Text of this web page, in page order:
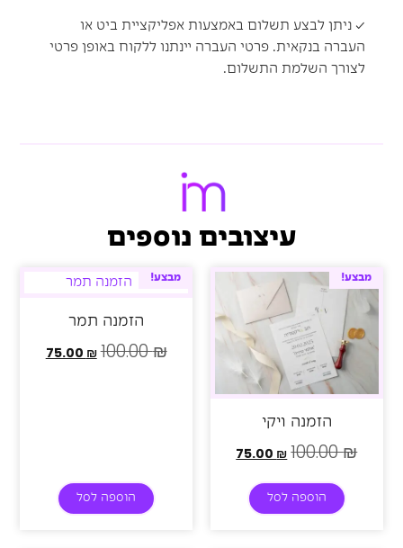
✓ ניתן לבצע תשלום באמצעות אפליקציית ביט או
העברה בנקאית. פרטי העברה יינתנו ללקוח באופן פרטי
לצורך השלמת התשלום.
עיצובים נוספים
מבצע!
הזמנה ויקי
100.00₪
75.00 ₪
הוספה לסל
מבצע!
הזמנה תמר
100.00₪
75.00 ₪
הוספה לסל